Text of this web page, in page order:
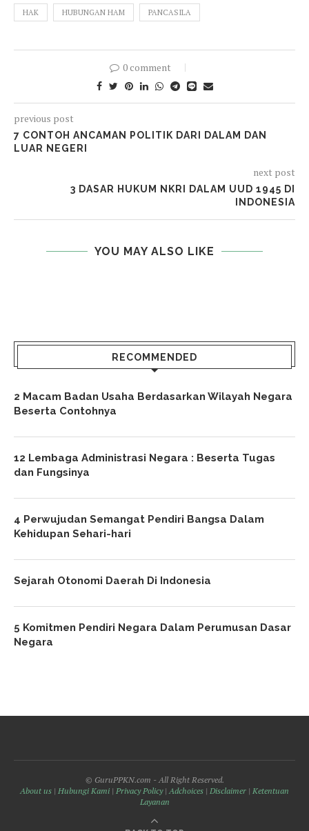
HAK HUBUNGAN HAM PANCASILA
0 comment
previous post
7 CONTOH ANCAMAN POLITIK DARI DALAM DAN
LUAR NEGERI
next post
3 DASAR HUKUM NKRI DALAM UUD 1945 DI
INDONESIA
YOU MAY ALSO LIKE
RECOMMENDED
2 Macam Badan Usaha Berdasarkan Wilayah Negara
Beserta Contohnya
12 Lembaga Administrasi Negara : Beserta Tugas
dan Fungsinya
4 Perwujudan Semangat Pendiri Bangsa Dalam
Kehidupan Sehari-hari
Sejarah Otonomi Daerah Di Indonesia
5 Komitmen Pendiri Negara Dalam Perumusan Dasar
Negara
© GuruPPKN.com - All Right Reserved.
About us | Hubungi Kami | Privacy Policy|Adchoices | Disclaimer | Ketentuan
Layanan